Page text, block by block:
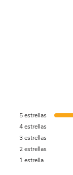
5estrellas
4estrellas
3estrellas
2estrellas
1estrella